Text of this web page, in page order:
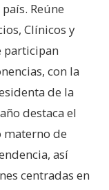
Reúne
Clínicos y
participan
con la
de la
destaca el
materno de
así
centradas en